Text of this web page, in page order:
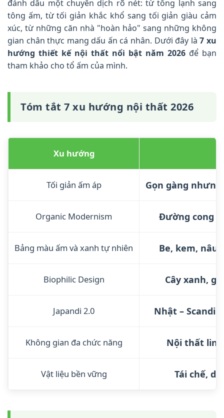
đánh dấu một chuyển dịch rõ nét: từ tông lạnh sang
tông ấm, từ tối giản khắc khổ sang tối giản giàu cảm
xúc, từ những căn nhà "hoàn hảo" sang những không
gian chân thực mang dấu ấn cá nhân. Dưới đây là7 xu
hướng thiết kế nội thất nổi bật năm 2026 để bạn
tham khảo cho tổ ấm của mình.
Tóm tắt 7 xu hướng nội thất 2026
Xu hướng
Tối giản ấm áp Gọn gàng
Organic Modernism Đường cong
Bảng màu ấm và xanh tự nhiên Be, kem, nâu
Biophilic Design Cây xanh,
Japandi 2.0 Nhật –
Không gian đa chức năng Nội thất
Vật liệu bền vững Tái chế,